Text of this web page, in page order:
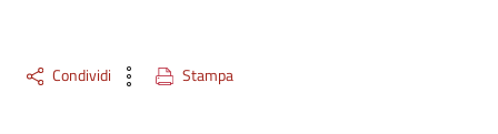
Condividi Stampa